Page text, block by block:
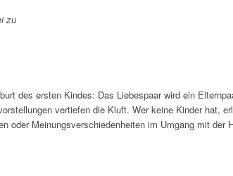
zu
des ersten Kindes: Das Liebespaar wird ein
vertiefen die Kluft. Wer keine Kinder hat,
oder Meinungsverschiedenheiten im Umgang mit der